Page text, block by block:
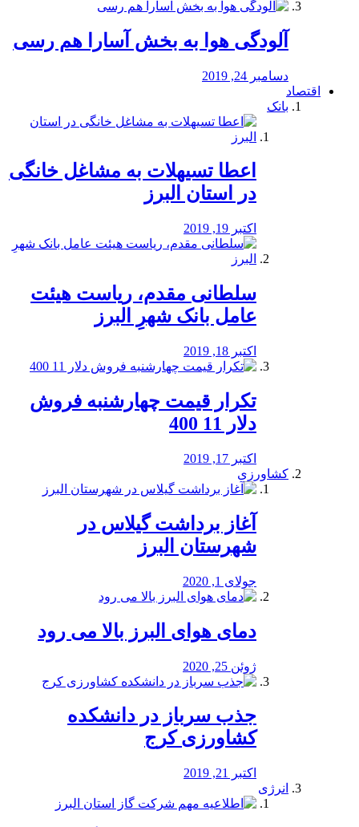
آلودگی هوا به بخش آسارا هم رسی
دسامبر 24, 2019
اقتصاد
بانک
️اعطا تسیهلات به مشاغل خانگی
در استان البرز
اکتبر 19, 2019
سلطانی مقدم، ریاست هیئت
عامل بانک شهرِ البرز
اکتبر 18, 2019
تکرار قیمت چهارشنبه فروش
دلار 11 400
اکتبر 17, 2019
کشاورزی
آغاز برداشت گیلاس در
شهرستان البرز
جولای 1, 2020
دمای هوای البرز بالا می رود
ژوئن 25, 2020
جذب سرباز در دانشکده
کشاورزی کرج
اکتبر 21, 2019
انرژی